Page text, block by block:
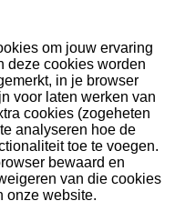
om jouw ervaring
deze cookies worden
in je browser
voor laten werken van
cookies (zogeheten
analyseren hoe de
toe te voegen.
bewaard en
van die cookies
onze website.